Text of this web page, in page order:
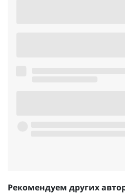
Рекомендуем других